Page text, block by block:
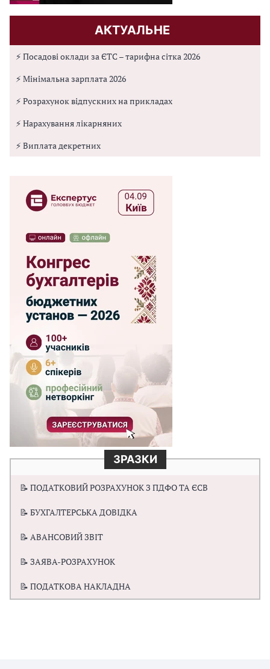
АКТУАЛЬНЕ
⚡ Посадові оклади за ЄТС – тарифна сітка 2026
⚡ Мінімальна зарплата 2026
⚡ Розрахунок відпускних на прикладах
⚡ Нарахування лікарняних
⚡ Виплата декретних
ЗРАЗКИ
📝 ПОДАТКОВИЙ РОЗРАХУНОК З ПДФО ТА ЄСВ
📝 БУХГАЛТЕРСЬКА ДОВІДКА
📝 АВАНСОВИЙ ЗВІТ
📝 ЗАЯВА-РОЗРАХУНОК
📝 ПОДАТКОВА НАКЛАДНА